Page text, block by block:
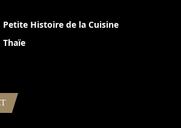
Petite Histoire de la Cuisine
Thaïe